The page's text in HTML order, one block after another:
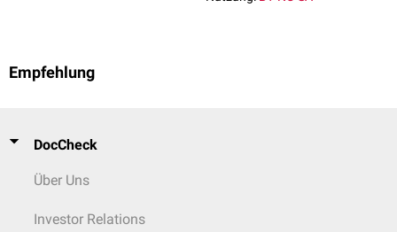
Empfehlung
DocCheck
Über Uns
Investor Relations